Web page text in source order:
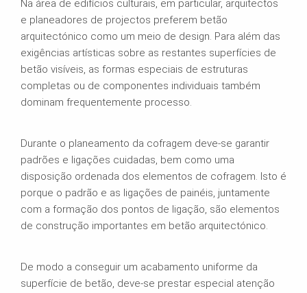
Na área de edifícios culturais, em particular, arquitectos
e planeadores de projectos preferem betão
arquitectónico como um meio de design. Para além das
exigências artísticas sobre as restantes superfícies de
betão visíveis, as formas especiais de estruturas
completas ou de componentes individuais também
dominam frequentemente processo.
Durante o planeamento da cofragem deve-se garantir
padrões e ligações cuidadas, bem como uma
disposição ordenada dos elementos de cofragem. Isto é
porque o padrão e as ligações de painéis, juntamente
com a formação dos pontos de ligação, são elementos
de construção importantes em betão arquitectónico.
De modo a conseguir um acabamento uniforme da
superfície de betão, deve-se prestar especial atenção